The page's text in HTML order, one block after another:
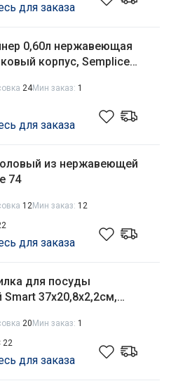
для заказа
0,60л нержавеющая
корпус, Semplice
24Мин заказ: 1
для заказа
из нержавеющей
74
12Мин заказ: 12
для заказа
для посуды
37х20,8х2,2см,
20 Мин заказ: 1
22
для заказа